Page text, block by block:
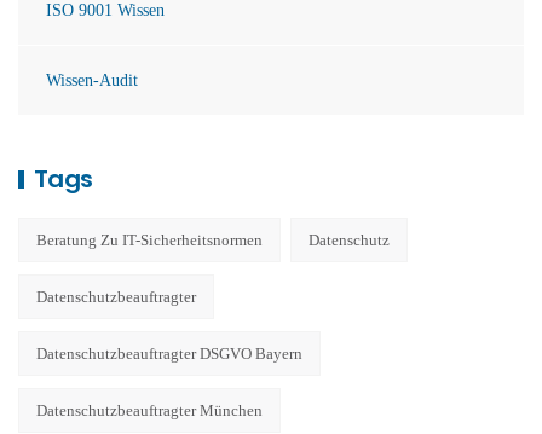
ISO 9001 Wissen
Wissen-Audit
Tags
Beratung Zu IT-Sicherheitsnormen Datenschutz
Datenschutzbeauftragter
Datenschutzbeauftragter DSGVO Bayern
Datenschutzbeauftragter München